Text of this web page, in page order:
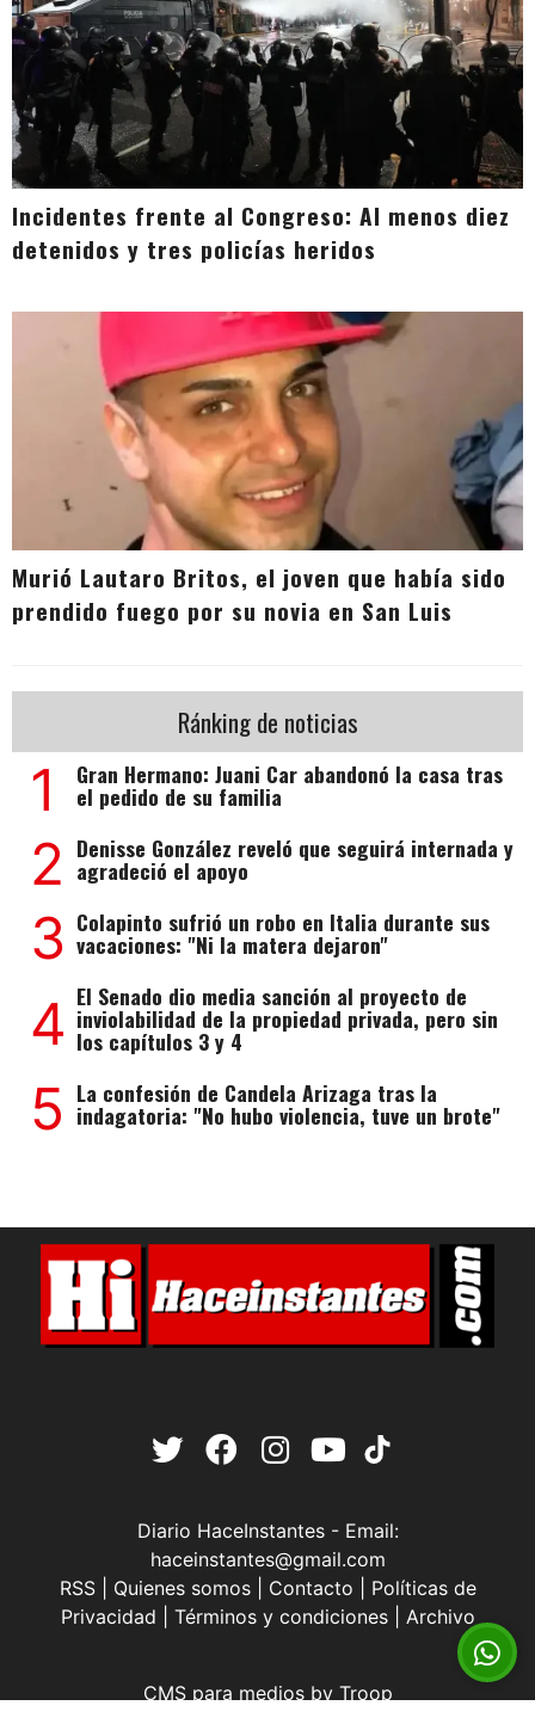
Incidentes frente al Congreso: Al menos diez
detenidos y tres policías heridos
Murió Lautaro Britos, el joven que había sido
prendido fuego por su novia en San Luis
Ránking de noticias
1 Gran Hermano: Juani Car abandonó la casa tras
el pedido de su familia
2 Denisse González reveló que seguirá internada y
agradeció el apoyo
3 Colapinto sufrió un robo en Italia durante sus
vacaciones: "Ni la matera dejaron"
4 El Senado dio media sanción al proyecto de
inviolabilidad de la propiedad privada, pero sin
los capítulos 3 y 4
5 La confesión de Candela Arizaga tras la
indagatoria: "No hubo violencia, tuve un brote"
Diario HaceInstantes - Email:
haceinstantes@gmail.com
RSS| Quienes somos| Contacto
Políticas de
Privacidad
Términos y condiciones| Archivo
CMS para mediosby Troop